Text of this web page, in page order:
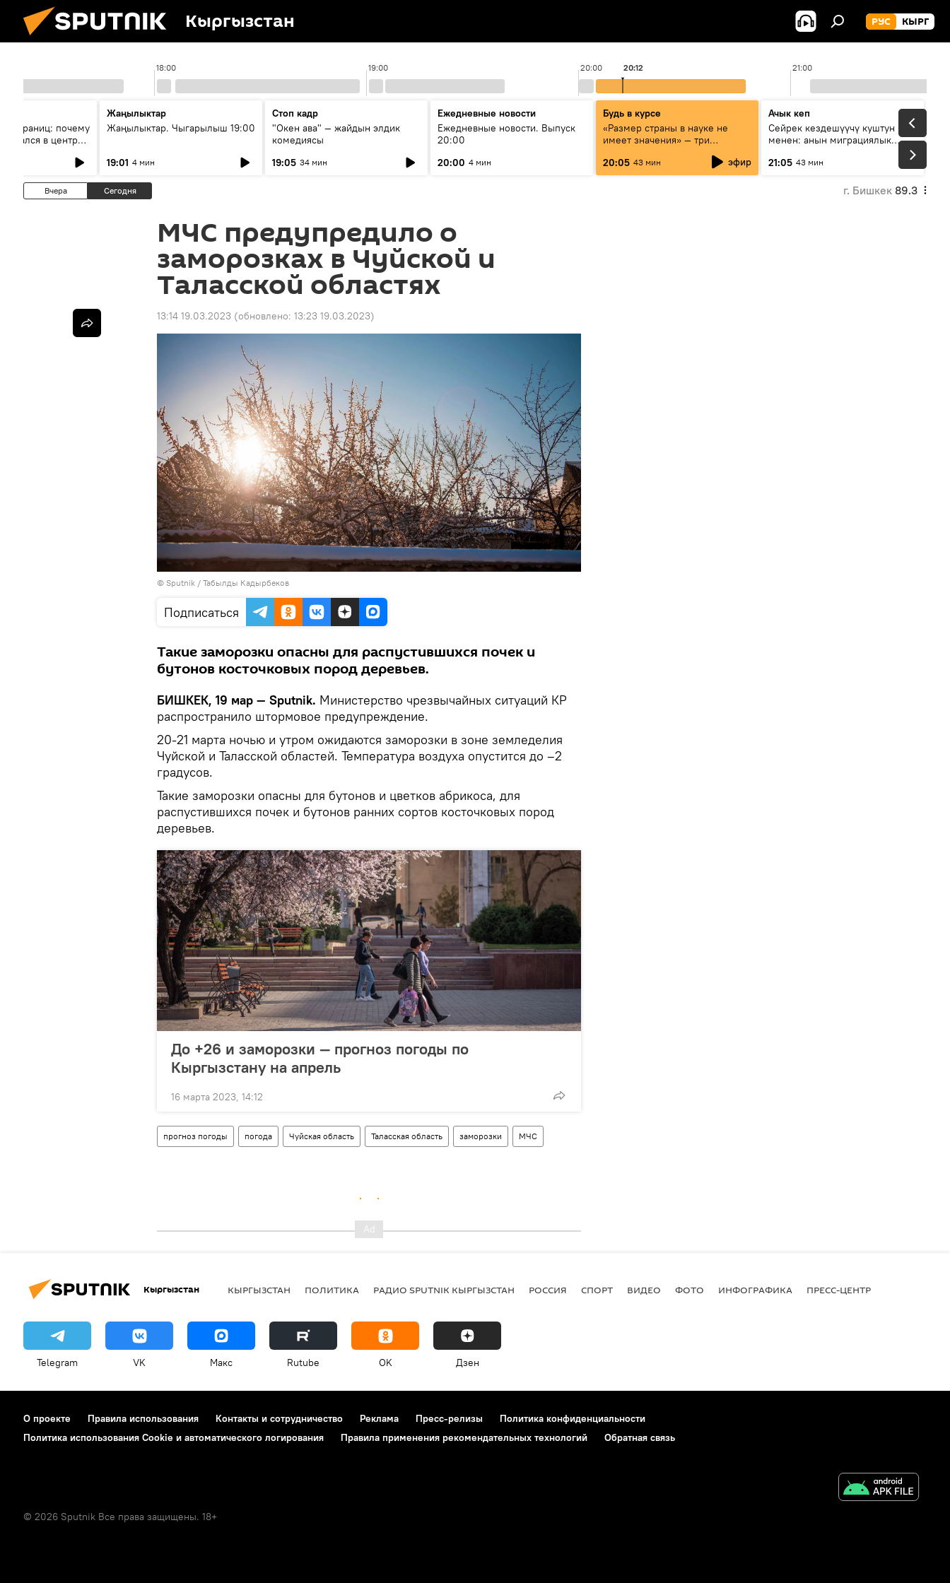
Кыргызстан РУС КЫРГ
18:00 19:00 20:00 21:00
20:12
границ: почему
в центре
Жаңылыктар
Жаңылыктар. Чыгарылыш 19:00
19:01 4 мин
Стоп кадр
"Окен ава" — жайдын элдик
комедиясы
19:05 34 мин
Ежедневные новости
Ежедневные новости. Выпуск
20:00
20:00 4 мин
Будь в курсе
«Размер страны в науке не
имеет значения» — три
эксперта о сотрудничестве
России и Кыргызстана в
образовании и исследованиях
20:05 43 мин эфир
Ачык кеп
Сейрек кездешүүчү куштун изи
менен: анын миграциялык
21:05 43 мин
Вчера Сегодня г. Бишкек 89.3
МЧС предупредило о
заморозках в Чуйской и
Таласской областях
13:14 19.03.2023 (обновлено: 13:23 19.03.2023)
© Sputnik / Табылды Кадырбеков
Подписаться
Такие заморозки опасны для распустившихся почек и
бутонов косточковых пород деревьев.
БИШКЕК, 19 мар — Sputnik. Министерство чрезвычайных ситуаций КР
распространило штормовое предупреждение.
20-21 марта ночью и утром ожидаются заморозки в зоне земледелия
Чуйской и Таласской областей. Температура воздуха опустится до –2
градусов.
Такие заморозки опасны для бутонов и цветков абрикоса, для
распустившихся почек и бутонов ранних сортов косточковых пород
деревьев.
До +26 и заморозки — прогноз погоды по
Кыргызстану на апрель
16 марта 2023, 14:12
прогноз погоды погода Чуйская область Таласская область заморозки МЧС
Кыргызстан КЫРГЫЗСТАН ПОЛИТИКА РАДИО SPUTNIK КЫРГЫЗСТАН РОССИЯ СПОРТ ВИДЕО ФОТО ИНФОГРАФИКА ПРЕСС-ЦЕНТР
Telegram VK Макс Rutube OK Дзен
О проекте Правила использования Контакты и сотрудничество Реклама Пресс-релизы
Политика конфиденциальности
Политика использования Cookie и автоматического логирования
Правила применения рекомендательных технологий Обратная связь
© 2026 Sputnik Все права защищены. 18+